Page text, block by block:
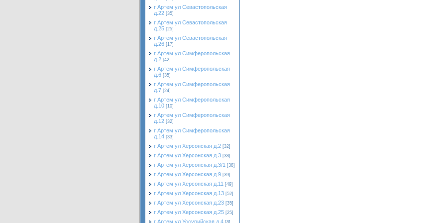
г Артем ул Севастопольская
д.22 [35]
г Артем ул Севастопольская
д.25 [25]
г Артем ул Севастопольская
д.26 [17]
г Артем ул Симферопольская
д.2 [42]
г Артем ул Симферопольская
д.6 [35]
г Артем ул Симферопольская
д.7 [24]
г Артем ул Симферопольская
д.10 [10]
г Артем ул Симферопольская
д.12 [32]
г Артем ул Симферопольская
д.14 [33]
г Артем ул Херсонская д.2 [32]
г Артем ул Херсонская д.3 [38]
г Артем ул Херсонская д.3/1 [38]
г Артем ул Херсонская д.9 [39]
г Артем ул Херсонская д.11 [49]
г Артем ул Херсонская д.13 [52]
г Артем ул Херсонская д.23 [35]
г Артем ул Херсонская д.25 [25]
г Артем ул Уссурийская д.4 [8]